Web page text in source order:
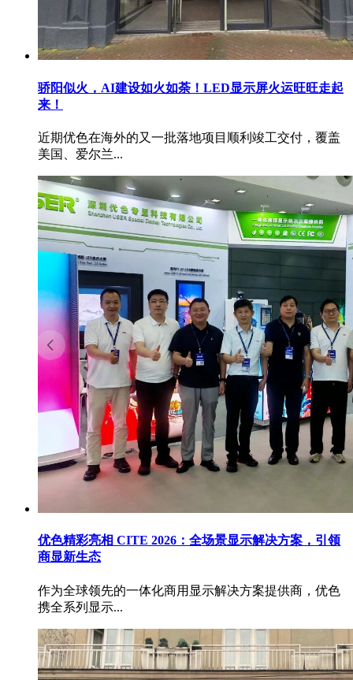
骄阳似火，AI建设如火如荼！LED显示屏火运旺旺走起
来！
近期优色在海外的又一批落地项目顺利竣工交付，覆盖
美国、爱尔兰...
优色精彩亮相 CITE 2026：全场景显示解决方案，引领
商显新生态
作为全球领先的一体化商用显示解决方案提供商，优色
携全系列显示...